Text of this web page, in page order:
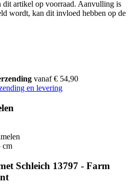
dit artikel op voorraad. Aanvulling is
wordt, kan dit invloed hebben op de
vanaf € 54,90
en levering
cm
Schleich 13797 - Farm